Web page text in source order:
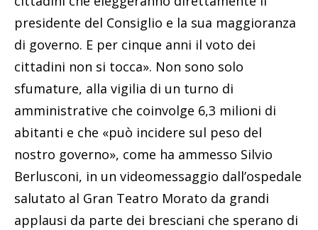
presidente del Consiglio e la sua maggioranza
di governo. E per cinque anni il voto dei
cittadini non si tocca». Non sono solo
sfumature, alla vigilia di un turno di
amministrative che coinvolge 6,3 milioni di
abitanti e che «può incidere sul peso del
nostro governo», come ha ammesso Silvio
Berlusconi, in un videomessaggio dall’ospedale
salutato al Gran Teatro Morato da grandi
applausi da parte dei bresciani che sperano di